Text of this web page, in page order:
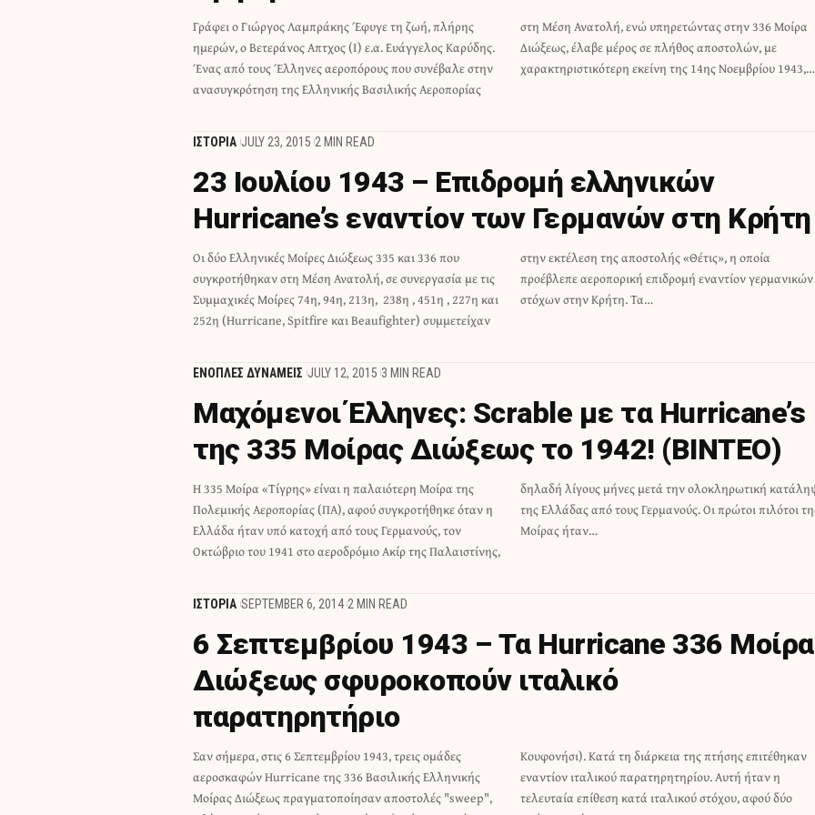
Γράφει ο Γιώργος Λαμπράκης Έφυγε τη ζωή, πλήρης
ημερών, ο Βετεράνος Απτχος (Ι) ε.α. Ευάγγελος Καρύδης.
Ένας από τους Έλληνες αεροπόρους που συνέβαλε στην
ανασυγκρότηση της Ελληνικής Βασιλικής Αεροπορίας
στη Μέση Ανατολή, ενώ υπηρετώντας στην 336 Μοίρα
Διώξεως, έλαβε μέρος σε πλήθος αποστολών, με
χαρακτηριστικότερη εκείνη της 14ης Νοεμβρίου 1943,…
ΙΣΤΟΡΙΑ JULY 23, 2015 2 MIN READ
23 Ιουλίου 1943 – Επιδρομή ελληνικών
Hurricane’s εναντίον των Γερμανών στη Κρήτη
Οι δύο Ελληνικές Μοίρες Διώξεως 335 και 336 που
συγκροτήθηκαν στη Μέση Ανατολή, σε συνεργασία με τις
Συμμαχικές Μοίρες 74η, 94η, 213η, 238η , 451η , 227η και
252η (Hurricane, Spitfire και Beaufighter) συμμετείχαν
στην εκτέλεση της αποστολής «Θέτις», η οποία
προέβλεπε αεροπορική επιδρομή εναντίον γερμανικών
στόχων στην Κρήτη. Τα…
ΕΝΟΠΛΕΣ ΔΥΝΑΜΕΙΣ JULY 12, 2015 3 MIN READ
Mαχόμενοι Έλληνες: Scrable με τα Hurricane’s
της 335 Μοίρας Διώξεως το 1942! (ΒΙΝΤΕΟ)
Η 335 Μοίρα «Τίγρης» είναι η παλαιότερη Μοίρα της
Πολεμικής Αεροπορίας (ΠΑ), αφού συγκροτήθηκε όταν η
Ελλάδα ήταν υπό κατοχή από τους Γερμανούς, τον
Οκτώβριο του 1941 στο αεροδρόμιο Ακίρ της Παλαιστίνης,
δηλαδή λίγους μήνες μετά την ολοκληρωτική κατάληψη
της Ελλάδας από τους Γερμανούς. Οι πρώτοι πιλότοι της
Μοίρας ήταν…
ΙΣΤΟΡΙΑ SEPTEMBER 6, 2014 2 MIN READ
6 Σεπτεμβρίου 1943 – Τα Hurricane 336
Διώξεως σφυροκοπούν ιταλικό
παρατηρητήριο
Σαν σήμερα, στις 6 Σεπτεμβρίου 1943, τρεις ομάδες
αεροσκαφών Hurricane της 336 Βασιλικής Ελληνικής
Μοίρας Διώξεως πραγματοποίησαν αποστολές "sweep",
Κουφονήσι). Κατά τη διάρκεια της πτήσης επιτέθηκαν
εναντίον ιταλικού παρατηρητηρίου. Αυτή ήταν η
τελευταία επίθεση κατά ιταλικού στόχου, αφού δύο